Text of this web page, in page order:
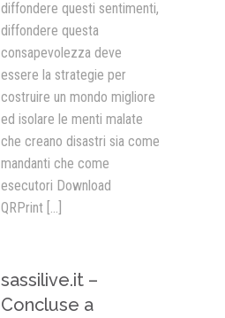
diffondere questi sentimenti,
diffondere questa
consapevolezza deve
essere la strategie per
costruire un mondo migliore
ed isolare le menti malate
che creano disastri sia come
mandanti che come
esecutori Download
QRPrint [...]
sassilive.it –
Concluse a